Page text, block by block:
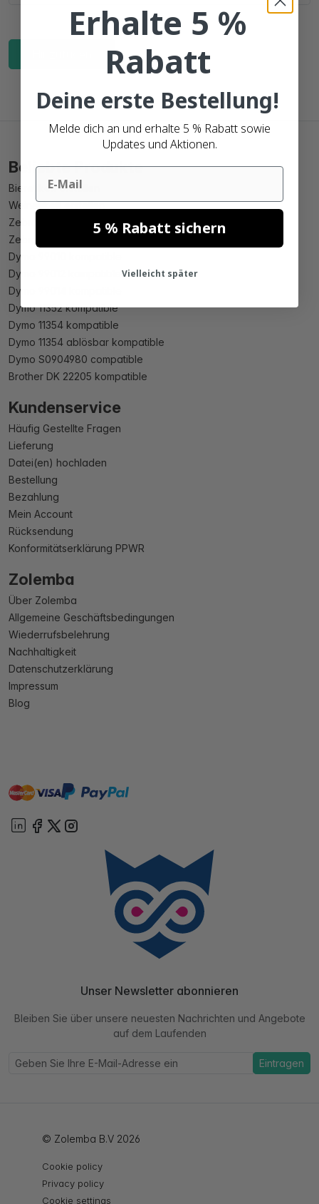
Beliebte Produkte
Bieretikett erstellen
Weinetikett erstellen
Zebra 102mm x 150mm kompatible
Zebra 102mm x 210mm kompatible
Dymo 99010 kompatible
Dymo 99012 kompatible
Dymo 99014 kompatible
Dymo 11352 kompatible
Dymo 11354 kompatible
Dymo 11354 ablösbar kompatible
Dymo S0904980 compatible
Brother DK 22205 kompatible
Kundenservice
Häufig Gestellte Fragen
Lieferung
Datei(en) hochladen
Bestellung
Bezahlung
Mein Account
Rücksendung
Konformitätserklärung PPWR
Zolemba
Über Zolemba
Allgemeine Geschäftsbedingungen
Wiederrufsbelehrung
Nachhaltigkeit
Datenschutzerklärung
Impressum
Blog
mastervisa paypal
Unser Newsletter abonnieren
Bleiben Sie über unsere neuesten Nachrichten und Angebote
auf dem Laufenden
Eintragen
© Zolemba B.V 2026
Cookie policy
Privacy policy
Cookie settings
Erhalte 5 %
Rabatt
Deine erste Bestellung!
Melde dich an und erhalte 5 % Rabatt sowie
Updates und Aktionen.
Email
5 % Rabatt sichern
Vielleicht später